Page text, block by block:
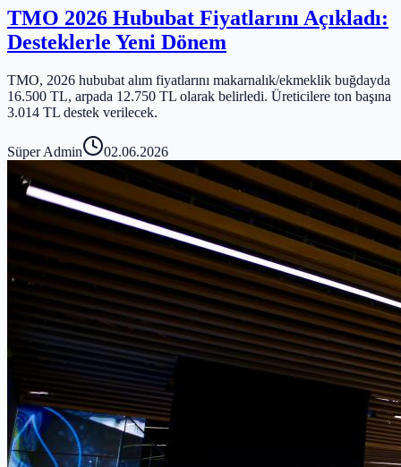
TMO 2026 Hububat Fiyatlarını Açıkladı:
Desteklerle Yeni Dönem
TMO, 2026 hububat alım fiyatlarını makarnalık/ekmeklik buğdayda
16.500 TL, arpada 12.750 TL olarak belirledi. Üreticilere ton başına
3.014 TL destek verilecek.
Süper Admin 02.06.2026